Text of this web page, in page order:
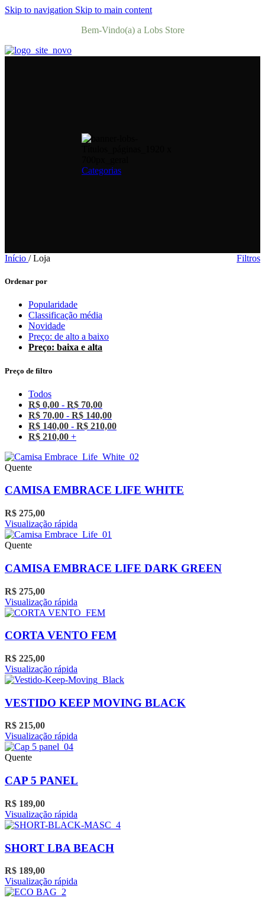
Skip to navigation Skip to main content
Bem-Vindo(a) a Lobs Store
Categorias
Início / Loja Filtros
Ordenar por
Popularidade
Classificação média
Novidade
Preço: de alto a baixo
Preço: baixa e alta
Preço de filtro
Todos
R$ 0,00 - R$ 70,00
R$ 70,00 - R$ 140,00
R$ 140,00 - R$ 210,00
R$ 210,00 +
Quente
CAMISA EMBRACE LIFE WHITE
R$ 275,00
Este
produto
tem
variantes.
As
opções
podem
ser
escolhidas
na
página
produto
Visualização rápida
Quente
CAMISA EMBRACE LIFE DARK GREEN
R$ 275,00
Este
produto
várias
As
opções
podem
ser
escolhidas
na
do
produto
Visualização rápida
CORTA VENTO FEM
R$ 225,00
Este
produto
várias
variantes.
As
opções
podem
ser
escolhidas
na
página
produto
Visualização rápida
VESTIDO KEEP MOVING BLACK
R$ 215,00
Este
produto
tem
variantes.
As
opções
podem
ser
escolhidas
na
página
produto
Visualização rápida
Quente
CAP 5 PANEL
R$ 189,00
Visualização rápida
SHORT LBA BEACH
R$ 189,00
Este
produto
Visualização rápida